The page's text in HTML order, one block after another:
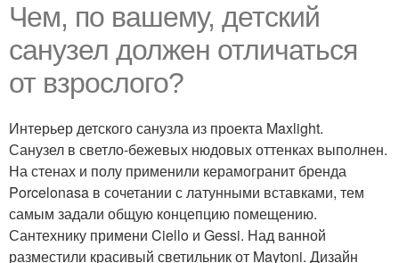
Чем, по вашему, детский
санузел должен отличаться
от взрослого?
Интерьер детского санузла из проекта Maxlight.
Санузел в светло-бежевых нюдовых оттенках выполнен.
На стенах и полу применили керамогранит бренда
Porcelonasa в сочетании с латунными вставками, тем
самым задали общую концепцию помещению.
Сантехнику примени Ciello и Gessi. Над ванной
разместили красивый светильник от Maytoni. Дизайн